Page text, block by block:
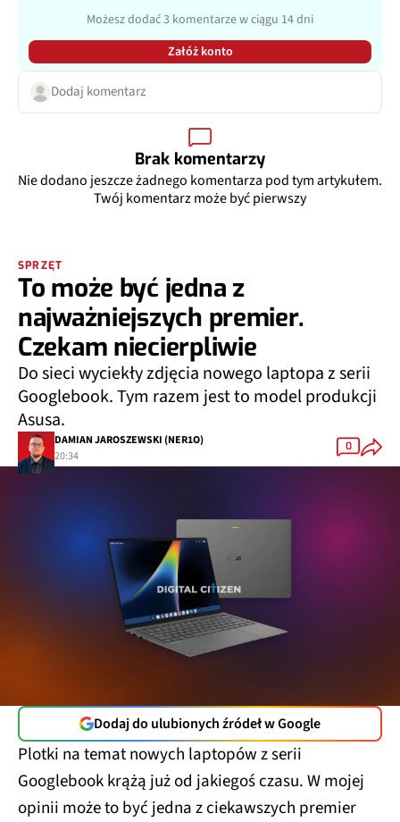
Możesz dodać 3 komentarze w ciągu 14 dni
Załóż konto
Dodaj komentarz
Brak komentarzy
Nie dodano jeszcze żadnego komentarza pod tym artykułem.
Twój komentarz może być pierwszy
SPRZĘT
To może być jedna z
najważniejszych premier.
Czekam niecierpliwie
Do sieci wyciekły zdjęcia nowego laptopa z serii
Googlebook. Tym razem jest to model produkcji
Asusa.
DAMIAN JAROSZEWSKI (NER1O)
20:34
0
Dodaj do ulubionych źródeł w Google
Plotki na temat nowych laptopów z serii
Googlebook krążą już od jakiegoś czasu. W mojej
opinii może to być jedna z ciekawszych premier